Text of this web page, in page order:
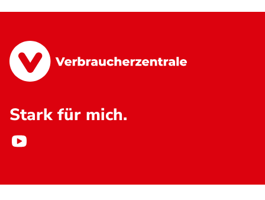
Stark für mich.